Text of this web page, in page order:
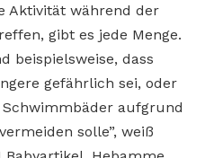
Aktivität während der
gibt es jede Menge.
beispielsweise, dass
gefährlich sei, oder
aufgrund
solle”, weiß